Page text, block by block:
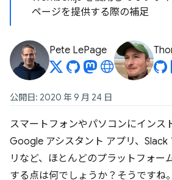
ページを提供する際の補足
Pete LePage
公開日: 2020 年 9 月 24 日
スマートフォンやパソコンにインス
Google アシスタント アプリ、Slack
リなど、ほとんどのプラットフォー
する点は何でしょうか？そうですね